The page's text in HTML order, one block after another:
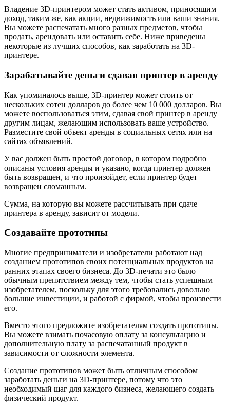
Владение 3D-принтером может стать активом, приносящим
доход, таким же, как акции, недвижимость или ваши знания.
Вы можете распечатать много разных предметов, чтобы
продать, арендовать или оставить себе. Ниже приведены
некоторые из лучших способов, как заработать на 3D-
принтере.
Зарабатывайте деньги сдавая принтер в аренду
Как упоминалось выше, 3D-принтер может стоить от
нескольких сотен долларов до более чем 10 000 долларов. Вы
можете воспользоваться этим, сдавая свой принтер в аренду
другим лицам, желающим использовать ваше устройство.
Разместите свой объект аренды в социальных сетях или на
сайтах объявлений.
У вас должен быть простой договор, в котором подробно
описаны условия аренды и указано, когда принтер должен
быть возвращен, и что произойдет, если принтер будет
возвращен сломанным.
Сумма, на которую вы можете рассчитывать при сдаче
принтера в аренду, зависит от модели.
Создавайте прототипы
Многие предприниматели и изобретатели работают над
созданием прототипов своих потенциальных продуктов на
ранних этапах своего бизнеса. До 3D-печати это было
обычным препятствием между тем, чтобы стать успешным
изобретателем, поскольку для этого требовались довольно
большие инвестиции, и работой с фирмой, чтобы произвести
его.
Вместо этого предложите изобретателям создать прототипы.
Вы можете взимать почасовую оплату за консультацию и
дополнительную плату за распечатанный продукт в
зависимости от сложности элемента.
Создание прототипов может быть отличным способом
заработать деньги на 3D-принтере, потому что это
необходимый шаг для каждого бизнеса, желающего создать
физический продукт.